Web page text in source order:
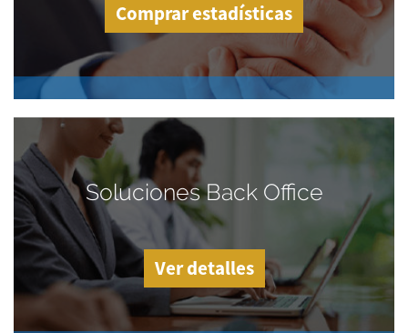
Comprar estadísticas
Soluciones Back Office
Ver detalles